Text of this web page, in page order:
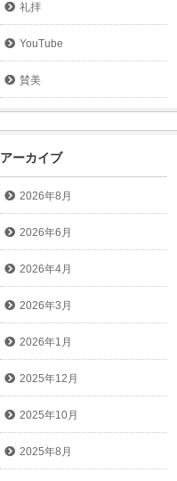
礼拝
YouTube
賛美
アーカイブ
2026年8月
2026年6月
2026年4月
2026年3月
2026年1月
2025年12月
2025年10月
2025年8月